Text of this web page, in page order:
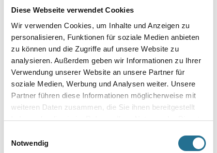
Diese Webseite verwendet Cookies
Wir verwenden Cookies, um Inhalte und Anzeigen zu
personalisieren, Funktionen für soziale Medien anbieten
zu können und die Zugriffe auf unsere Website zu
analysieren. Außerdem geben wir Informationen zu Ihrer
Verwendung unserer Website an unsere Partner für
soziale Medien, Werbung und Analysen weiter. Unsere
Partner führen diese Informationen möglicherweise mit
weiteren Daten zusammen, die Sie ihnen bereitgestellt
haben oder die sie im Rahmen Ihrer Nutzung der Dienste
Notwendig
Gebinde
Umrechnungsfaktoren